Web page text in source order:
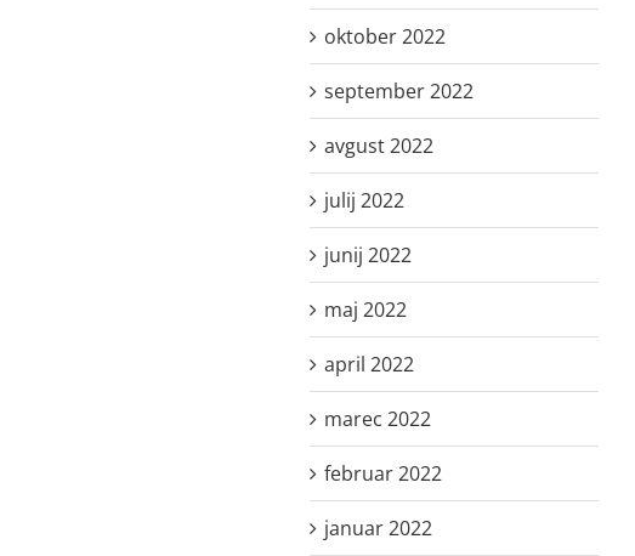
oktober 2022
september 2022
avgust 2022
julij 2022
junij 2022
maj 2022
april 2022
marec 2022
februar 2022
januar 2022